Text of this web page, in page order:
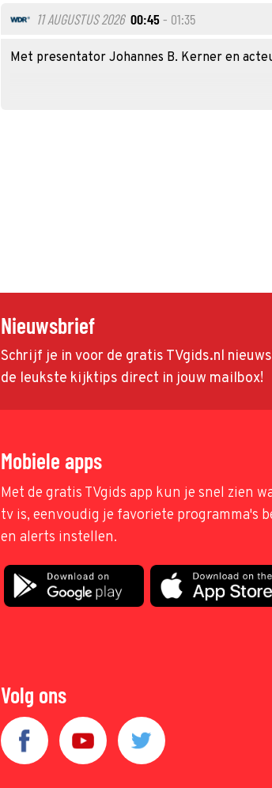
11 AUGUSTUS 2026 00:45- 01:35
Met presentator Johannes B. Kerner en
Nieuwsbrief
Schrijf je in voor de gratis TVgids.nl
de leukste kijktips direct in jouw mailbox!
Mobiele apps
Met de gratis TVgids app kun je snel zien
tv is, eenvoudig je favoriete programma's
en alerts instellen.
Volg ons